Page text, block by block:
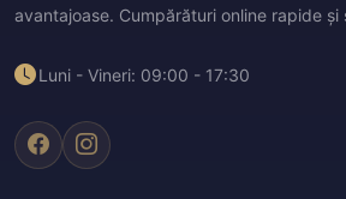
avantajoase. Cumpărături online rapide și
Luni - Vineri: 09:00 - 17:30